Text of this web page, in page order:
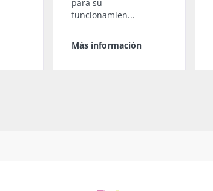
para su
funcionamien...
Más información